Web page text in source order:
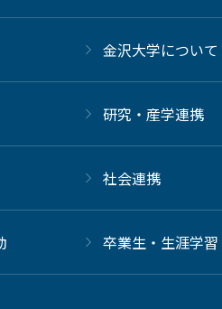
金沢大学について
研究・産学連携
社会連携
卒業生・生涯学習